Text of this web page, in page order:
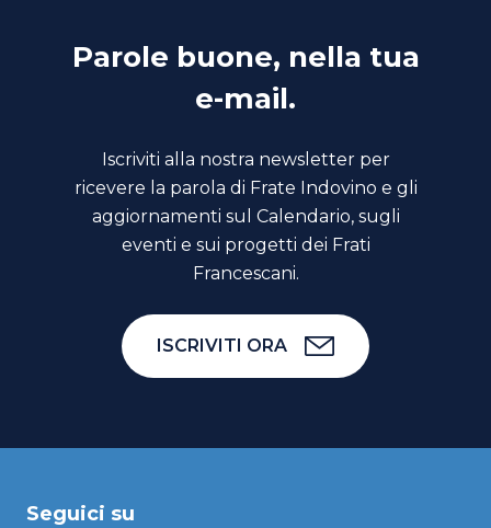
Parole buone, nella tua
e-mail.
Iscriviti alla nostra newsletter per
ricevere la parola di Frate Indovino e gli
aggiornamenti sul Calendario, sugli
eventi e sui progetti dei Frati
Francescani.
ISCRIVITI ORA
Seguici su